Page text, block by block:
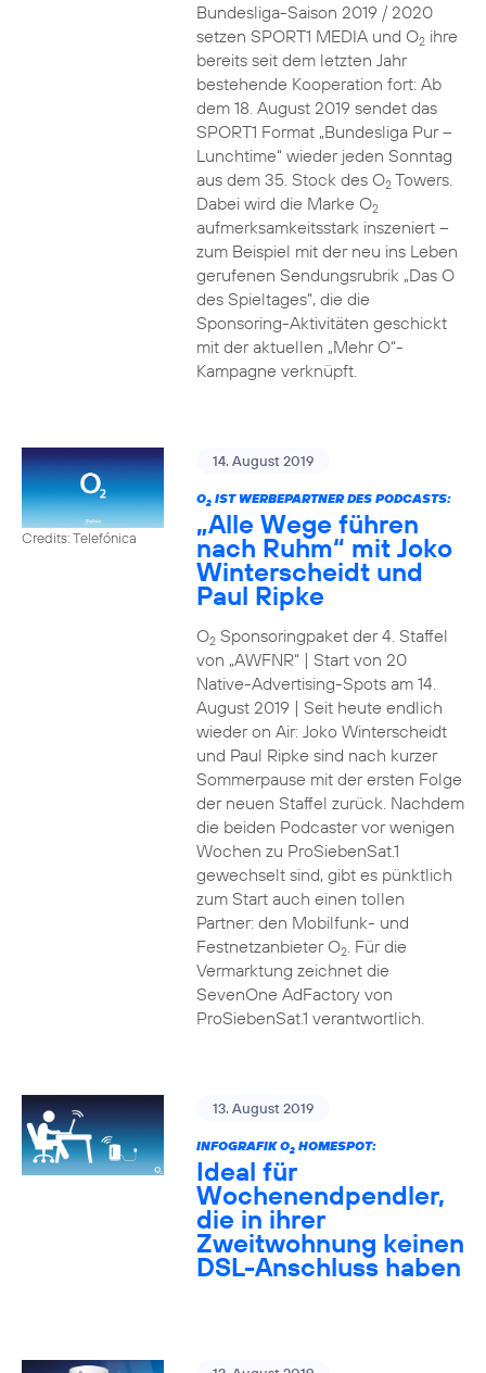
Bundesliga-Saison 2019 / 2020
setzen SPORT1 MEDIA und O2ihre
bereits seit dem letzten Jahr
bestehende Kooperation fort: Ab
dem 18. August 2019 sendet das
SPORT1 Format „Bundesliga Pur –
Lunchtime“ wieder jeden Sonntag
aus dem 35. Stock des O2Towers.
Dabei wird die Marke O2
aufmerksamkeitsstark inszeniert –
zum Beispiel mit der neu ins Leben
gerufenen Sendungsrubrik „Das O
des Spieltages“, die die
Sponsoring-Aktivitäten geschickt
mit der aktuellen „Mehr O“-
Kampagne verknüpft.
Credits: Telefónica
14. August 2019
O2IST WERBEPARTNER DES PODCASTS:
„Alle Wege führen
nach Ruhm“ mit Joko
Winterscheidt und
Paul Ripke
O2Sponsoringpaket der 4. Staffel
von „AWFNR“ | Start von 20
Native-Advertising-Spots am 14.
August 2019 | Seit heute endlich
wieder on Air: Joko Winterscheidt
und Paul Ripke sind nach kurzer
Sommerpause mit der ersten Folge
der neuen Staffel zurück. Nachdem
die beiden Podcaster vor wenigen
Wochen zu ProSiebenSat.1
gewechselt sind, gibt es pünktlich
zum Start auch einen tollen
Partner: den Mobilfunk- und
Festnetzanbieter O2. Für die
Vermarktung zeichnet die
SevenOne AdFactory von
ProSiebenSat.1 verantwortlich.
13. August 2019
INFOGRAFIK O2HOMESPOT:
Ideal für
Wochenendpendler,
die in ihrer
Zweitwohnung keinen
DSL-Anschluss haben